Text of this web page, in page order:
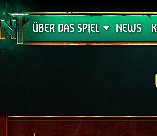
ÜBER DAS SPIEL
Support
NEWS